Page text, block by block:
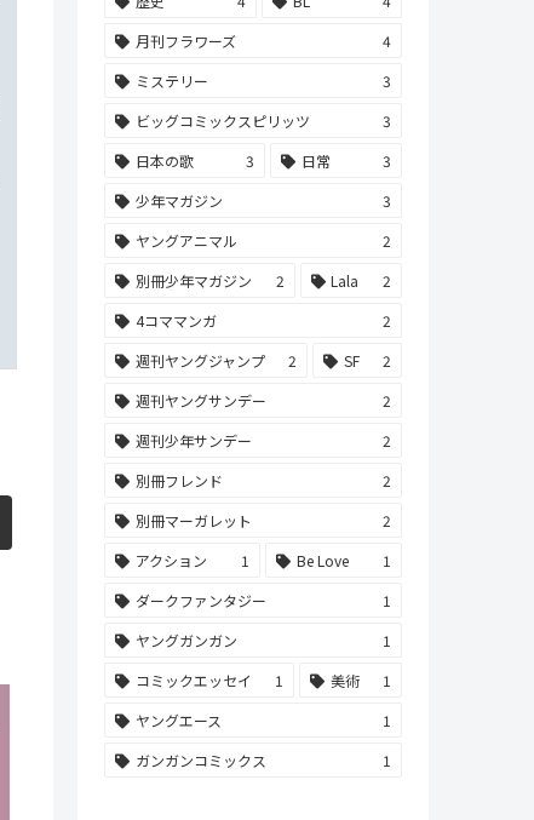
月刊フラワーズ
4
ミステリー
3
ビッグコミックスピリッツ
3
日本の歌
3 日常
3
少年マガジン
3
ヤングアニマル
2
別冊少年マガジン
2 Lala
2
4コママンガ
2
週刊ヤングジャンプ
2 SF
2
週刊ヤングサンデー
2
週刊少年サンデー
2
別冊フレンド
2
別冊マーガレット
2
アクション
1 Be Love
1
ダークファンタジー
1
ヤングガンガン
1
コミックエッセイ
1 美術
1
ヤングエース
1
ガンガンコミックス
1